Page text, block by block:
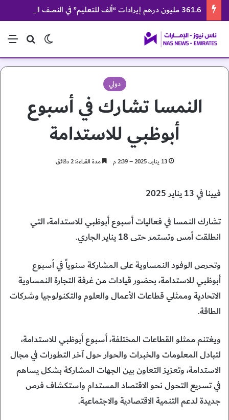
361.6 مليون درهم إيرادات “ألف للتعليم” في النصف الأول
بحث عن
الوضع المظلم
دولي
النمسا تشارك في أسبوع
أبوظبي للاستدامة
13 يناير، 2025 – 2:39 م مدة القراءة: 2 دقائق
فيينا في 13 يناير 2025
تشارك النمسا في فعاليات أسبوع أبوظبي للاستدامة، التي
انطلقت أمس وتستمر حتى 18 يناير الجاري.
وتحرص الوفود النمساوية على المشاركة سنوياً في أسبوع
أبوظبي للاستدامة، بحضور قيادات من غرفة التجارة النمساوية
الاتحادية وممثلي قطاعات الأعمال والعلوم والتكنولوجيا وشركات
الطاقة.
ويغتنم ممثلو القطاعات المختلفة، أسبوع أبوظبي للاستدامة،
لتبادل المعلومات والخبرات والحوار حول آخر التطورات في مجال
الاستدامة، وتعزيز التعاون بين الجهات المشاركة بشكل يساهم
في تسريع التحول نحو الاقتصاد المستدام واستكشاف فرص
جديدة لدعم التنمية الاقتصادية والاجتماعية.